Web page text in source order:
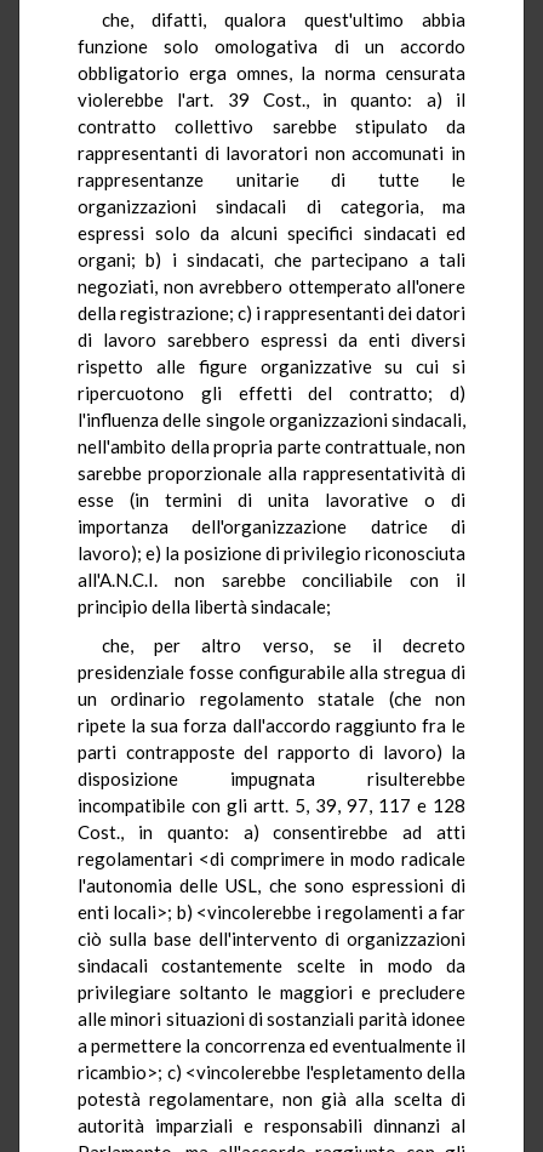
che, difatti, qualora quest'ultimo abbia
funzione solo omologativa di un accordo
obbligatorio erga omnes, la norma censurata
violerebbe l'art. 39 Cost., in quanto: a) il
contratto collettivo sarebbe stipulato da
rappresentanti di lavoratori non accomunati in
rappresentanze unitarie di tutte le
organizzazioni sindacali di categoria, ma
espressi solo da alcuni specifici sindacati ed
organi; b) i sindacati, che partecipano a tali
negoziati, non avrebbero ottemperato all'onere
della registrazione; c) i rappresentanti dei datori
di lavoro sarebbero espressi da enti diversi
rispetto alle figure organizzative su cui si
ripercuotono gli effetti del contratto; d)
l'influenza delle singole organizzazioni sindacali,
nell'ambito della propria parte contrattuale, non
sarebbe proporzionale alla rappresentatività di
esse (in termini di unita lavorative o di
importanza dell'organizzazione datrice di
lavoro); e) la posizione di privilegio riconosciuta
all'A.N.C.I. non sarebbe conciliabile con il
principio della libertà sindacale;
che, per altro verso, se il decreto
presidenziale fosse configurabile alla stregua di
un ordinario regolamento statale (che non
ripete la sua forza dall'accordo raggiunto fra le
parti contrapposte del rapporto di lavoro) la
disposizione impugnata risulterebbe
incompatibile con gli artt. 5, 39, 97, 117 e 128
Cost., in quanto: a) consentirebbe ad atti
regolamentari <di comprimere in modo radicale
l'autonomia delle USL, che sono espressioni di
enti locali>; b) <vincolerebbe i regolamenti a far
ciò sulla base dell'intervento di organizzazioni
sindacali costantemente scelte in modo da
privilegiare soltanto le maggiori e precludere
alle minori situazioni di sostanziali parità idonee
a permettere la concorrenza ed eventualmente il
ricambio>; c) <vincolerebbe l'espletamento della
potestà regolamentare, non già alla scelta di
autorità imparziali e responsabili dinnanzi al